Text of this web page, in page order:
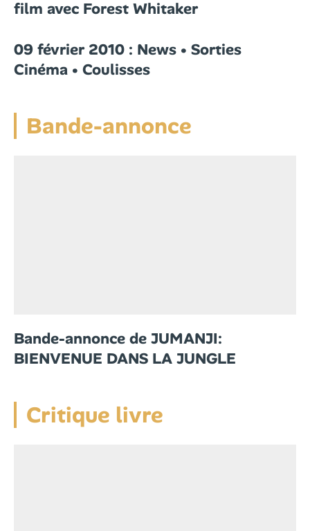
film avec Forest Whitaker
09 février 2010 : News • Sorties
Cinéma • Coulisses
Bande-annonce
Bande-annonce de JUMANJI:
BIENVENUE DANS LA JUNGLE
Critique livre